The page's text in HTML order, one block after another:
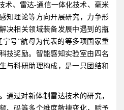
术、雷达-通信一体化技术、毫米
知理论等方向开展研究，力争形
决相关领域装备发展中遇到的瓶
号”航母为代表的等多项国家重
技奖励。智能感知实验室由四名
与科研助理构成，是一只团结和
通过对新体制雷达技术的研究，
、码等多个维度敏捷变化，赋予